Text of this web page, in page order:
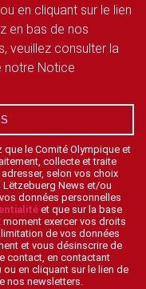
en cliquant sur le lien
en bas de nos
veuillez consulter la
notre Notice
le Comité Olympique et
collecte et traite
selon vos choix
News et/ou
données personnelles
et que sur la base
exercer vos droits
de vos données
et vous désinscrire de
contact, en contactant
en cliquant sur le lien de
nos newsletters.